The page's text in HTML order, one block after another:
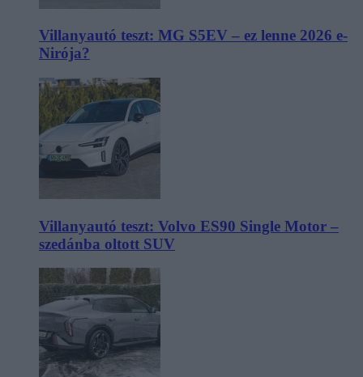
Villanyautó teszt: MG S5EV – ez lenne 2026 e-
Nirója?
Villanyautó teszt: Volvo ES90 Single Motor –
szedánba oltott SUV